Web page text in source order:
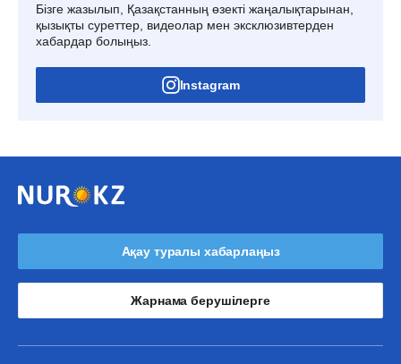
Бізге жазылып, Қазақстанның өзекті жаңалықтарынан,
қызықты суреттер, видеолар мен эксклюзивтерден
хабардар болыңыз.
Instagram
Ақау туралы хабарлаңыз
Жарнама берушілерге